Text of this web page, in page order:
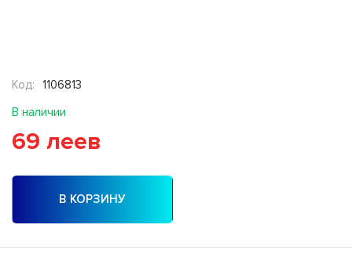
Код:
1106813
В наличии
69 леев
В КОРЗИНУ